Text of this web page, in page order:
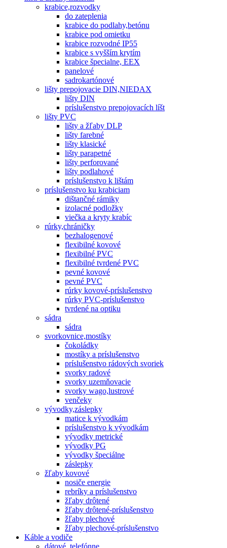
krabice,rozvodky
do zateplenia
krabice do podlahy,betónu
krabice pod omietku
krabice rozvodné IP55
krabice s vyšším krytím
krabice špecialne, EEX
panelové
sadrokartónové
lišty prepojovacie DIN,NIEDAX
lišty DIN
príslušenstvo prepojovacích líšt
lišty PVC
lišty a žľaby DLP
lišty farebné
lišty klasické
lišty parapetné
lišty perforované
lišty podlahové
príslušenstvo k lištám
príslušenstvo ku krabiciam
dištančné rámiky
izolacné podložky
viečka a kryty krabíc
rúrky,chráničky
bezhalogenové
flexibilné kovové
flexibilné PVC
flexibilné tvrdené PVC
pevné kovové
pevné PVC
rúrky kovové-príslušenstvo
rúrky PVC-príslušenstvo
tvrdené na optiku
sádra
sádra
svorkovnice,mostíky
čokoládky
mostíky a príslušenstvo
príslušenstvo rádových svoriek
svorky radové
svorky uzemňovacie
svorky wago,lustrové
venčeky
vývodky,záslepky
matice k vývodkám
príslušenstvo k vývodkám
vývodky metrické
vývodky PG
vývodky špeciálne
záslepky
žľaby kovové
nosiče energie
rebríky a príslušenstvo
žľaby drôtené
žľaby drôtené-príslušenstvo
žľaby plechové
žľaby plechové-príslušenstvo
Káble a vodiče
dátové, telefónne